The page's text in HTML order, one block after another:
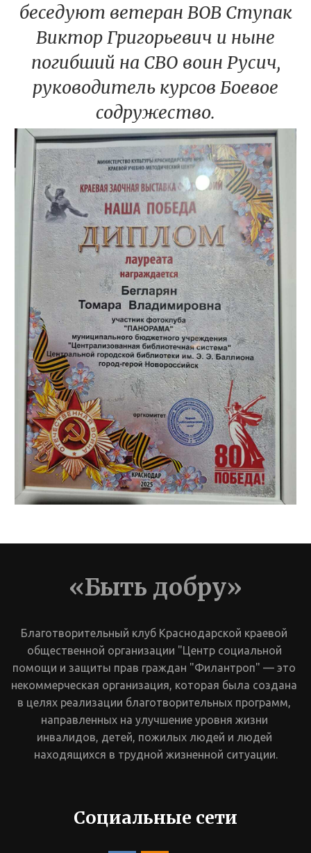
беседуют ветеран ВОВ Ступак
Виктор Григорьевич и ныне
погибший на СВО воин Русич,
руководитель курсов Боевое
содружество.
«Быть добру»
Благотворительный клуб Краснодарской краевой
общественной организации "Центр социальной
помощи и защиты прав граждан "Филантроп" — это
некоммерческая организация, которая была создана
в целях реализации благотворительных программ,
направленных на улучшение уровня жизни
инвалидов, детей, пожилых людей и людей
находящихся в трудной жизненной ситуации.
Социальные сети